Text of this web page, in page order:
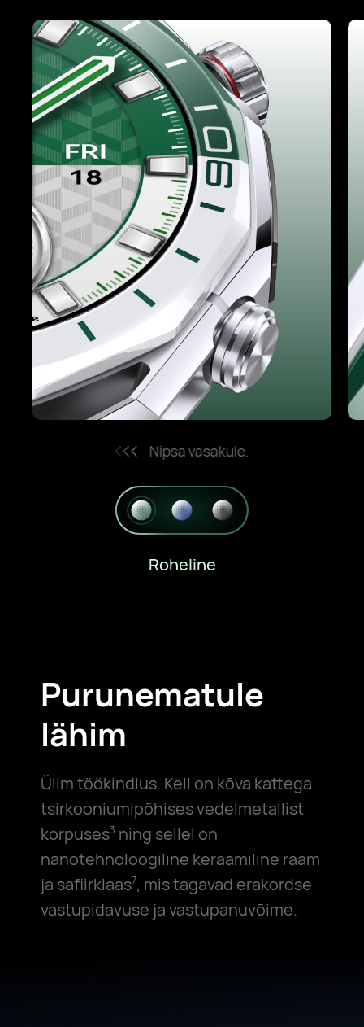
Nipsa vasakule.
Roheline
Purunematule
lähim
Ülim töökindlus. Kell on kõva kattega
tsirkooniumipõhises vedelmetallist
korpuses3 ning sellel on
nanotehnoloogiline keraamiline raam
ja safiirklaas7, mis tagavad erakordse
vastupidavuse ja vastupanuvõime.